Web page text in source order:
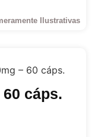
Ilustrativas
– 60 cáps.
cáps.